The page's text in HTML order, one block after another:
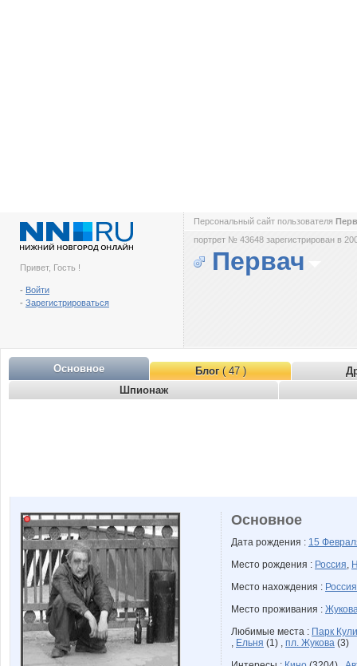
Привет, Гость !
- Войти
- Зарегистрироваться
Персональный сайт пользователя
портрет № 43648 зарегистрирован в
Первач
Основное Блог( 47 )
Шпионаж
Основное
Дата рождения : 15
Место рождения : Россия,
Место нахождения : Россия
Место проживания :
Любимые места : Парк
, Ельня (1) , пл. Жукова (3)